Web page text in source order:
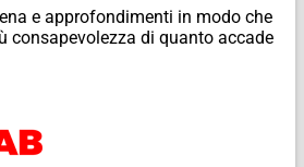
e approfondimenti in modo che
consapevolezza di quanto accade